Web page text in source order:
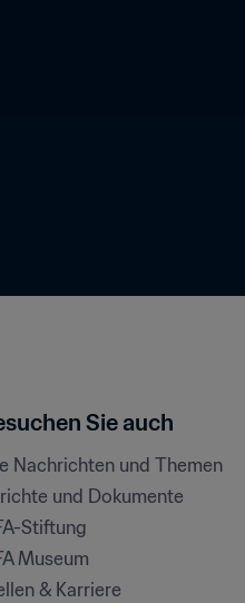
Sie auch
Nachrichten und Themen
und Dokumente
Stiftung
Museum
& Karriere